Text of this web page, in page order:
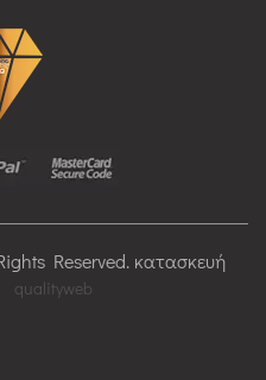
Reserved. κατασκευή
qualityweb